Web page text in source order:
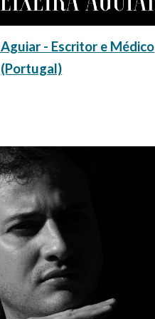
- Escritor e Médico
(Portugal)